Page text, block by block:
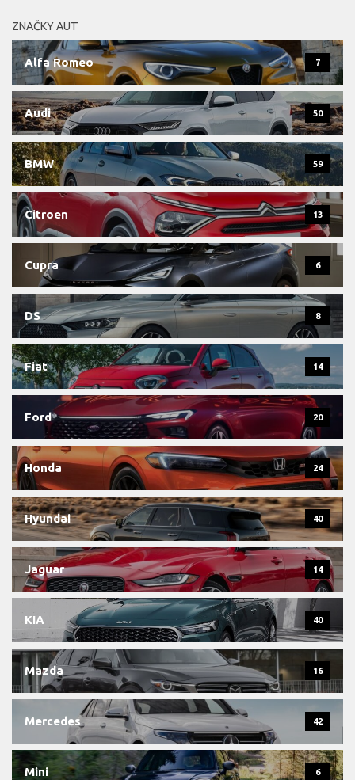
ZNAČKY AUT
Alfa Romeo 7
Audi 50
BMW 59
Citroen 13
Cupra 6
DS 8
Fiat 14
Ford 20
Honda 24
Hyundai 40
Jaguar 14
KIA 40
Mazda 16
Mercedes 42
Mini 6